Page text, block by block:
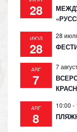
28
ИЮЛ
28
28
АВГ
7
7
АВГ
8
10:00 -